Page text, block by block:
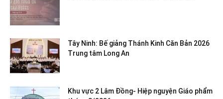
Tây Ninh: Bế giảng Thánh Kinh Căn Bản 2026
Trung tâm Long An
Khu vực 2 Lâm Đồng- Hiệp nguyện Giáo phẩm